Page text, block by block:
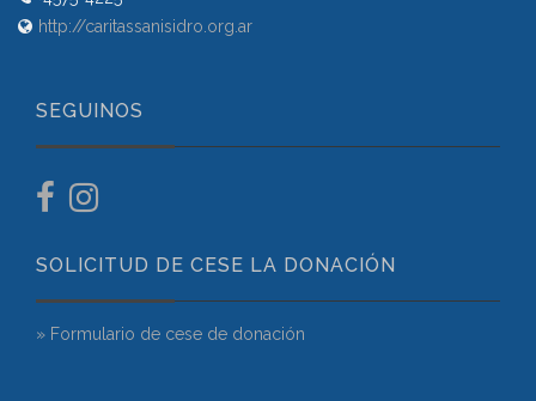
http://caritassanisidro.org.ar
SEGUINOS
SOLICITUD DE CESE LA DONACIÓN
» Formulario de cese de donación